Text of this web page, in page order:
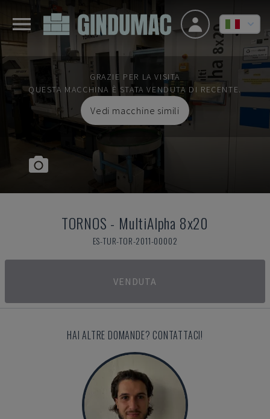
GRAZIE PER LA VISITA
QUESTA MACCHINA È STATA VENDUTA DI RECENTE.
Vedi macchine simili
TORNOS - MultiAlpha 8x20
ES-TUR-TOR-2011-00002
VENDUTA
HAI ALTRE DOMANDE? CONTATTACI!